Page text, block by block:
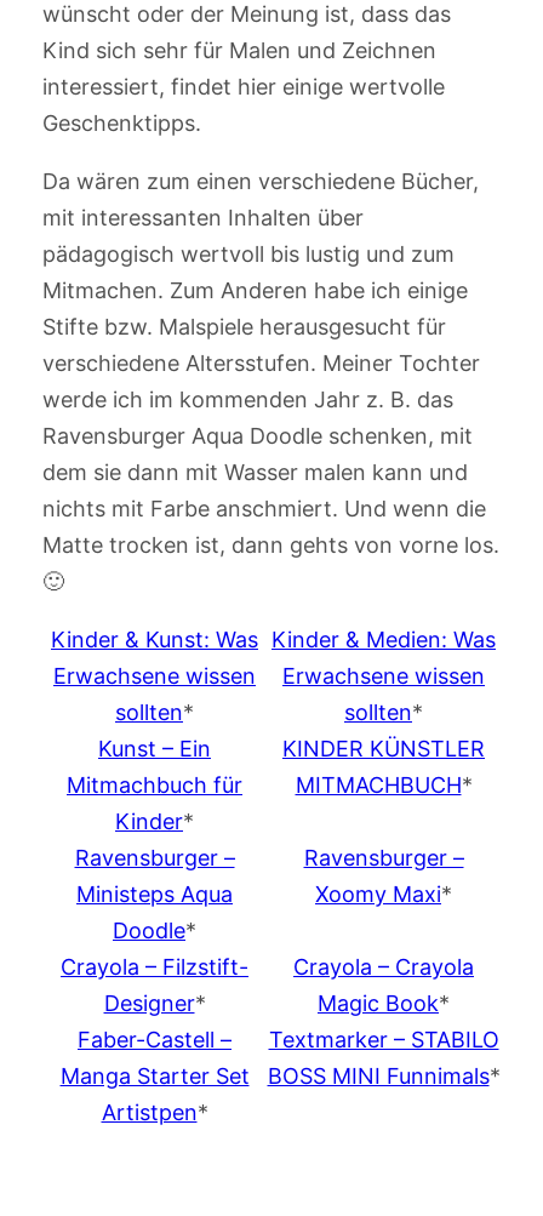
wünscht oder der Meinung ist, dass das
Kind sich sehr für Malen und Zeichnen
interessiert, findet hier einige wertvolle
Geschenktipps.
Da wären zum einen verschiedene Bücher,
mit interessanten Inhalten über
pädagogisch wertvoll bis lustig und zum
Mitmachen. Zum Anderen habe ich einige
Stifte bzw. Malspiele herausgesucht für
verschiedene Altersstufen. Meiner Tochter
werde ich im kommenden Jahr z. B. das
Ravensburger Aqua Doodle schenken, mit
dem sie dann mit Wasser malen kann und
nichts mit Farbe anschmiert. Und wenn die
Matte trocken ist, dann gehts von vorne los.
🙂
Kinder & Kunst: Was
Erwachsene wissen
sollten*
Kinder & Medien: Was
Erwachsene wissen
sollten*
Kunst – Ein
Mitmachbuch für
Kinder*
KINDER KÜNSTLER
MITMACHBUCH*
Ravensburger –
Ministeps Aqua
Doodle*
Ravensburger –
Xoomy Maxi*
Crayola – Filzstift-
Designer*
Crayola – Crayola
Magic Book*
Faber-Castell –
Manga Starter Set
Artistpen*
Textmarker – STABILO
BOSS MINI Funnimals*